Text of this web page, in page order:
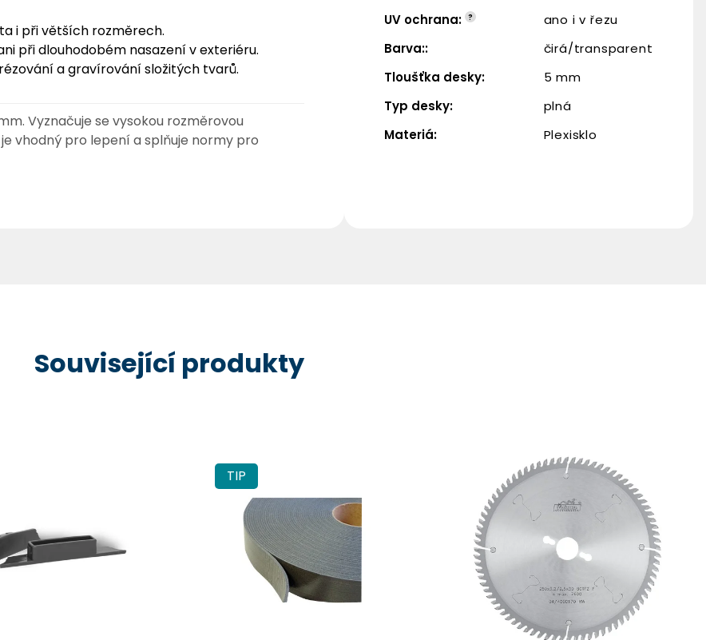
i při větších rozměrech.
při dlouhodobém nasazení v exteriéru.
a gravírování složitých tvarů.
Vyznačuje se vysokou rozměrovou
vhodný pro lepení a splňuje normy pro
UV ochrana: ?
ano i v řezu
Barva::
čirá/transparent
Tloušťka desky:
5 mm
Typ desky:
plná
Materiá: Plexisklo
Související produkty
TIP